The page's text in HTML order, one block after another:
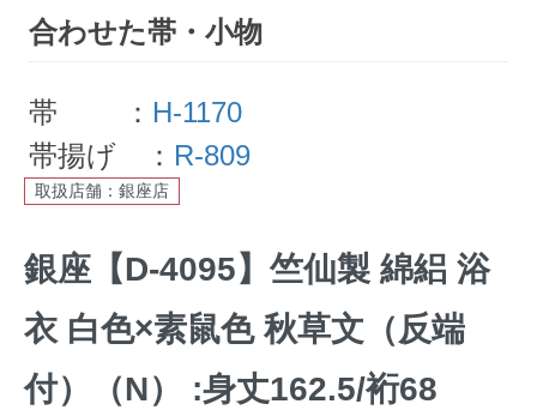
合わせた帯・小物
帯 ： H-1170
帯揚げ ： R-809
取扱店舗：銀座店
銀座【D-4095】竺仙製 綿絽 浴
衣 白色×素鼠色 秋草文（反端
付）（N） :身丈162.5/裄68